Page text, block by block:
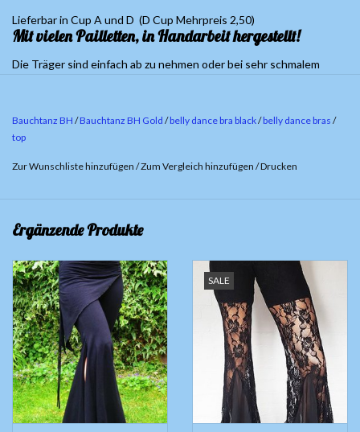
Lieferbar in Cup A und D (D Cup Mehrpreis 2,50)
Mit vielen Pailletten, in Handarbeit hergestellt!
Die Träger sind einfach ab zu nehmen oder bei sehr schmalem
Bauchtanz BH /Bauchtanz BH Gold /belly dance bra black/belly dance bras /
top
Zur Wunschliste hinzufügen /Zum Vergleich hinzufügen /Drucken
Ergänzende Produkte
SALE